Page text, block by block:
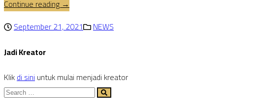
Continue reading →
September 21, 2021
NEWS
Jadi Kreator
Klikdi siniuntuk mulai menjadi kreator